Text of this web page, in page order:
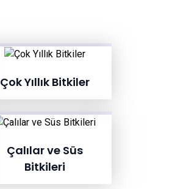
Çok Yıllık Bitkiler
Çalılar ve Süs
Bitkileri